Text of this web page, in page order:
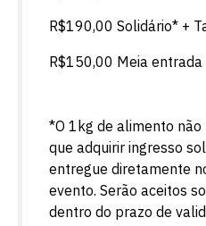
R$190,00 Solidário* +
R$150,00 Meia entrada
*O 1kg de alimento
que adquirir ingresso
entregue diretamente
evento. Serão aceitos
dentro do prazo de